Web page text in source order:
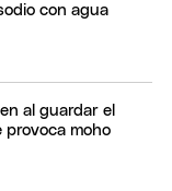
con agua
al guardar el
provoca moho